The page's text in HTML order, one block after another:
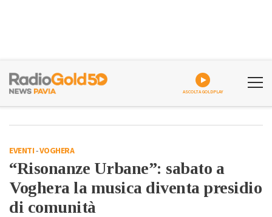
ASCOLTA GOLDPLAY
EVENTI-VOGHERA
“Risonanze Urbane”: sabato a
Voghera la musica diventa presidio
di comunità